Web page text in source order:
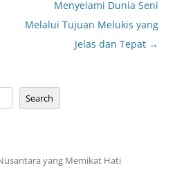
Menyelami Dunia Seni
Melalui Tujuan Melukis yang
Jelas dan Tepat →
Search
yang Memikat Hati